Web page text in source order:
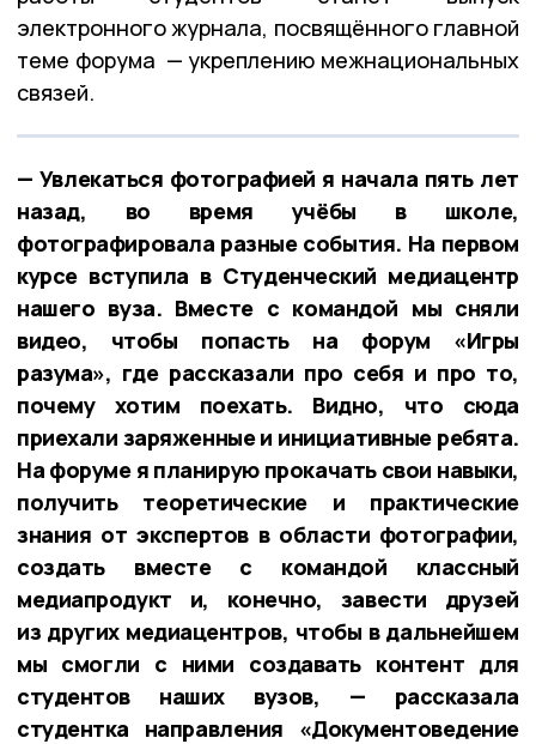
электронного журнала, посвящённого главной
теме форума — укреплению межнациональных
связей.
— Увлекаться фотографией я начала пять лет
назад, во время учёбы в школе,
фотографировала разные события. На первом
курсе вступила в Студенческий медиацентр
нашего вуза. Вместе с командой мы сняли
видео, чтобы попасть на форум «Игры
разума», где рассказали про себя и про то,
почему хотим поехать. Видно, что сюда
приехали заряженные и инициативные ребята.
На форуме я планирую прокачать свои навыки,
получить теоретические и практические
знания от экспертов в области фотографии,
создать вместе с командой классный
медиапродукт и, конечно, завести друзей
из других медиацентров, чтобы в дальнейшем
мы смогли с ними создавать контент для
студентов наших вузов, — рассказала
студентка направления «Документоведение